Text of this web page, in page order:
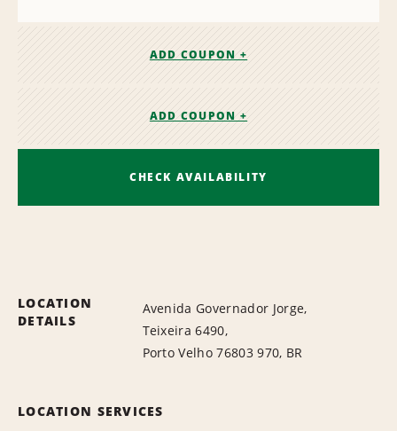
ADD COUPON +
ADD COUPON +
CHECK AVAILABILITY
LOCATION
DETAILS
Avenida Governador Jorge,
Teixeira 6490,
Porto Velho 76803 970, BR
LOCATION SERVICES